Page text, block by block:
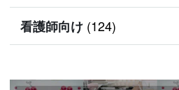
看護師向け (124)